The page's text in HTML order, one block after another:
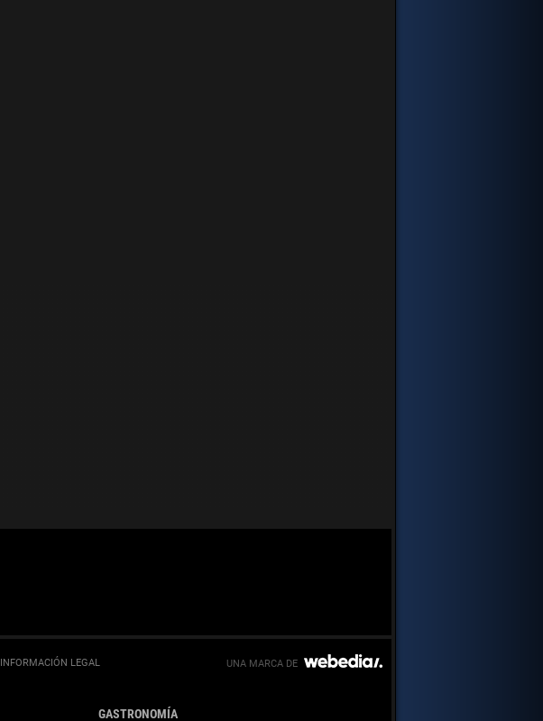
INFORMACIÓN LEGAL
GASTRONOMÍA